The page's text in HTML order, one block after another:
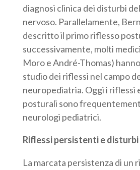
diagnosi clinica dei disturbi
nervoso. Parallelamente,
descritto il primo riflesso
successivamente, molti
Moro e André-Thomas)
studio dei riflessi nel campo
neuropediatria. Oggi i riflessi
posturali sono
neurologi pediatrici.
Riflessi persistenti e
La marcata persistenza di un